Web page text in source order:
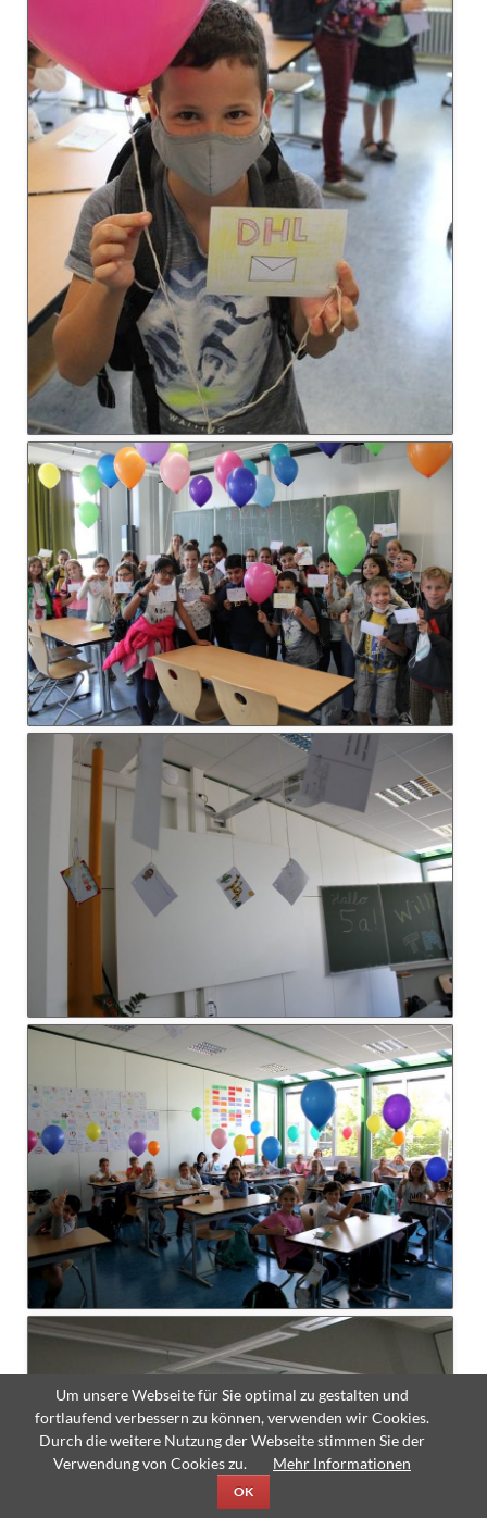
Um unsere Webseite für Sie optimal zu gestalten und
fortlaufend verbessern zu können, verwenden wir Cookies.
Durch die weitere Nutzung der Webseite stimmen Sie der
Verwendung von Cookies zu.
Mehr Informationen
OK